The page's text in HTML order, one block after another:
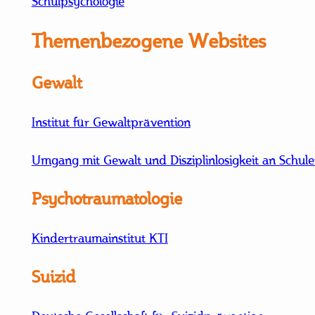
Schulpsychologie
Themenbezogene Websites
Gewalt
Institut für Gewaltprävention
Umgang mit Gewalt und Disziplinlosigkeit an
Psychotraumatologie
Kindertraumainstitut KTI
Suizid